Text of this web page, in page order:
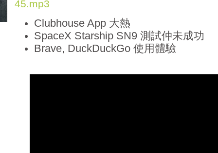
l45.mp3
Clubhouse App 大熱
SpaceX Starship SN9 測試仲未成功
Brave, DuckDuckGo 使用體驗